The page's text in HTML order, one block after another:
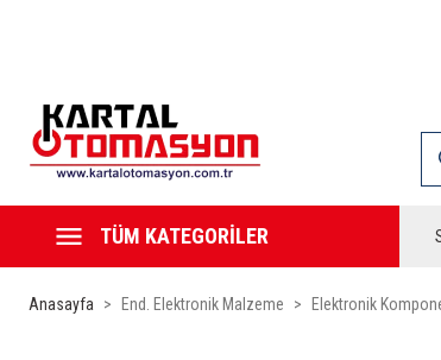
TÜM KATEGORİLER
Anasayfa End. Elektronik Malzeme Elektronik